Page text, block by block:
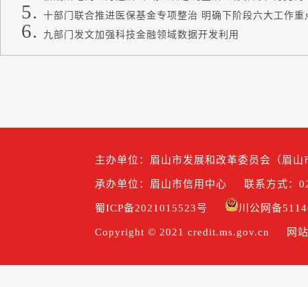
十部门联合推进医保基金专项整治 明确下阶段六大工作重
九部门发文加强科技金融领域数据开发利用
主办单位：眉山市发展和改革委员会（眉
承办单位：眉山市信用中心 联系方式：
蜀ICP备2021015523号 川公网备
Copyright © 2021 credit.ms.gov.cn 网